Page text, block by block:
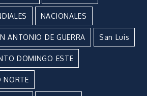
NACIONALES
ANTONIO DE GUERRA San Luis
DOMINGO ESTE
NORTE